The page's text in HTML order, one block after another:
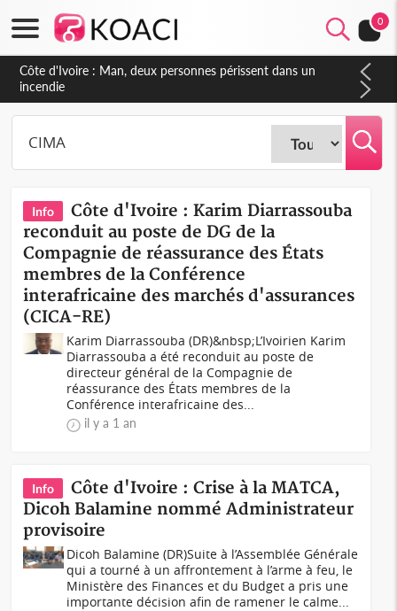
0
Côte d'Ivoire : Man, deux personnes périssent dans un
incendie
Info
Côte d'Ivoire : Karim Diarrassouba
reconduit au poste de DG de la
Compagnie de réassurance des États
membres de la Conférence
interafricaine des marchés d'assurances
(CICA-RE)
Karim Diarrassouba (DR)&nbsp;L’Ivoirien Karim
Diarrassouba a été reconduit au poste de
directeur général de la Compagnie de
réassurance des États membres de la
Conférence interafricaine des...
il y a 1 an
Info
Côte d'Ivoire : Crise à la MATCA,
Dicoh Balamine nommé Administrateur
provisoire
Dicoh Balamine (DR)Suite à l’Assemblée Générale
qui a tourné à un affrontement à l’arme à feu, le
Ministère des Finances et du Budget a pris une
importante décision afin de ramener le calme...